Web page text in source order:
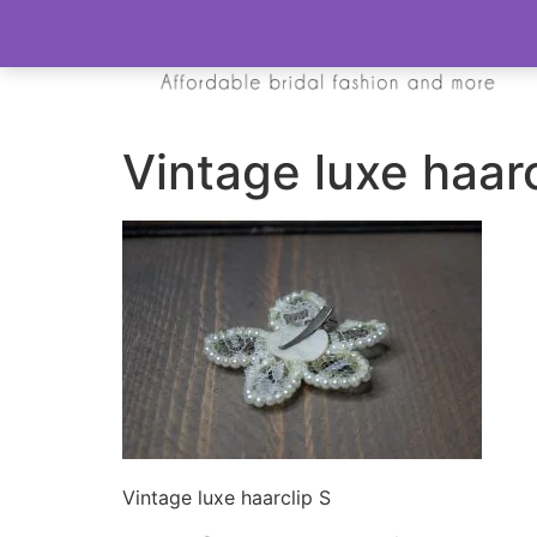
Vintage luxe
Vintage luxe haarclip S